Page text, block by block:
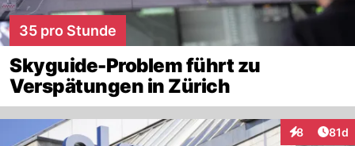
35 pro Stunde
Skyguide-Problem führt zu
Verspätungen in Zürich
8
Interaktionen
81d